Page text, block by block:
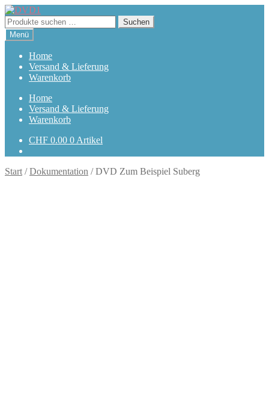
Zur
Navigation
springen
Zum
Inhalt
springen
Suchen
nach:
Suchen
Menü
Home
Versand & Lieferung
Warenkorb
Home
Versand & Lieferung
Warenkorb
CHF 0.00 0 Artikel
Start /Dokumentation /DVD Zum Beispiel Suberg